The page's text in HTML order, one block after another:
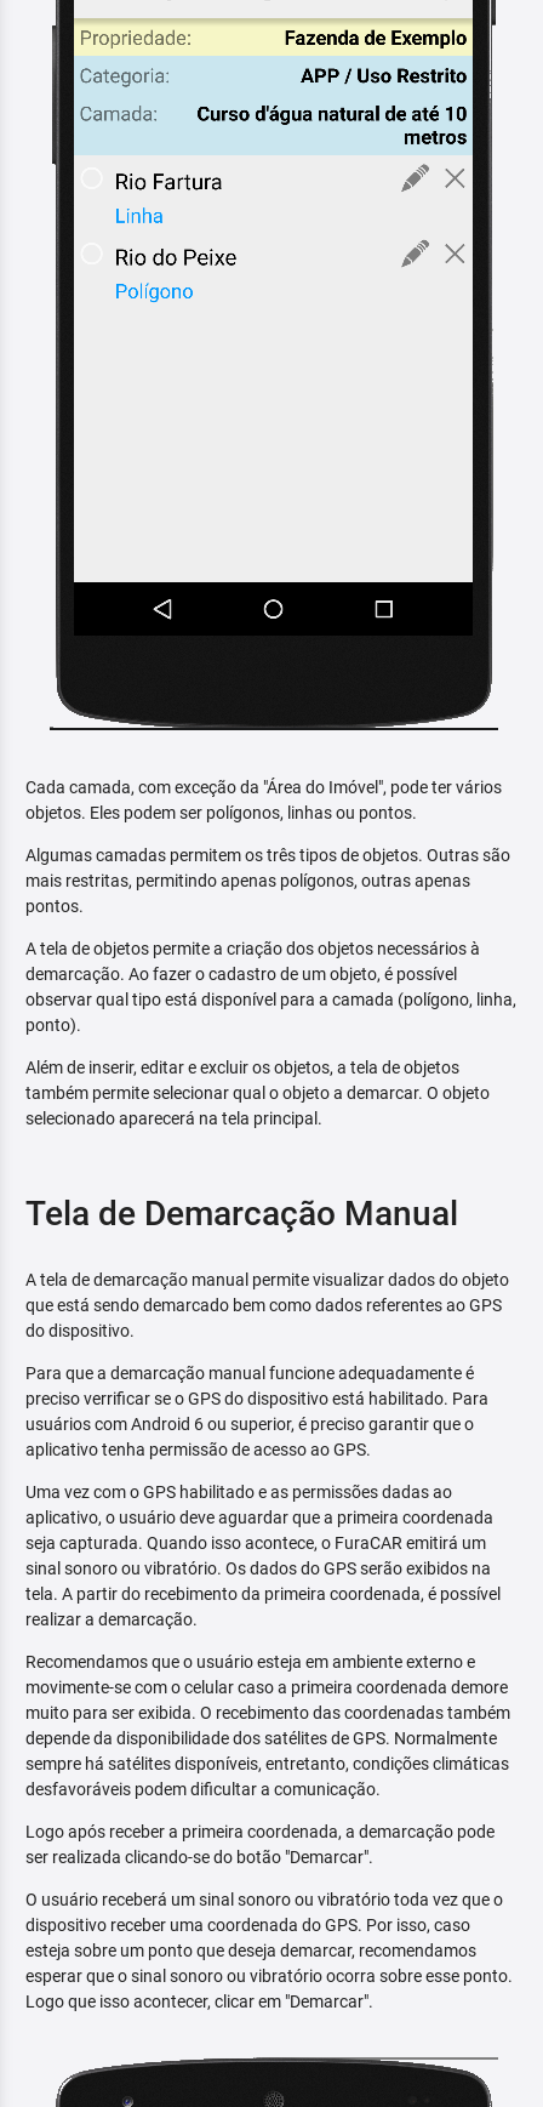
Cada camada, com exceção da "Área do Imóvel", pode ter vários
objetos. Eles podem ser polígonos, linhas ou pontos.
Algumas camadas permitem os três tipos de objetos. Outras são
mais restritas, permitindo apenas polígonos, outras apenas
pontos.
A tela de objetos permite a criação dos objetos necessários à
demarcação. Ao fazer o cadastro de um objeto, é possível
observar qual tipo está disponível para a camada (polígono, linha,
ponto).
Além de inserir, editar e excluir os objetos, a tela de objetos
também permite selecionar qual o objeto a demarcar. O objeto
selecionado aparecerá na tela principal.
Tela de Demarcação Manual
A tela de demarcação manual permite visualizar dados do objeto
que está sendo demarcado bem como dados referentes ao GPS
do dispositivo.
Para que a demarcação manual funcione adequadamente é
preciso verrificar se o GPS do dispositivo está habilitado. Para
usuários com Android 6 ou superior, é preciso garantir que o
aplicativo tenha permissão de acesso ao GPS.
Uma vez com o GPS habilitado e as permissões dadas ao
aplicativo, o usuário deve aguardar que a primeira coordenada
seja capturada. Quando isso acontece, o FuraCAR emitirá um
sinal sonoro ou vibratório. Os dados do GPS serão exibidos na
tela. A partir do recebimento da primeira coordenada, é possível
realizar a demarcação.
Recomendamos que o usuário esteja em ambiente externo e
movimente-se com o celular caso a primeira coordenada demore
muito para ser exibida. O recebimento das coordenadas também
depende da disponibilidade dos satélites de GPS. Normalmente
sempre há satélites disponíveis, entretanto, condições climáticas
desfavoráveis podem dificultar a comunicação.
Logo após receber a primeira coordenada, a demarcação pode
ser realizada clicando-se do botão "Demarcar".
O usuário receberá um sinal sonoro ou vibratório toda vez que o
dispositivo receber uma coordenada do GPS. Por isso, caso
esteja sobre um ponto que deseja demarcar, recomendamos
esperar que o sinal sonoro ou vibratório ocorra sobre esse ponto.
Logo que isso acontecer, clicar em "Demarcar".